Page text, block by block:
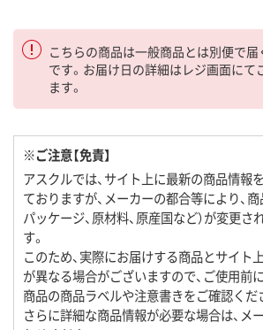
こちらの商品は一般商品とは別便で
です。お届け日の詳細はレジ画面にて
ます。
※ご注意【免責】
アスクルでは、サイト上に最新の商品情報
ておりますが、メーカーの都合等により、商
パッケージ、原材料、原産国など）が変更
す。
このため、実際にお届けする商品とサイト
が異なる場合がございますので、ご使用前
商品の商品ラベルや注意書きをご確認くだ
さらに詳細な商品情報が必要な場合は、メ